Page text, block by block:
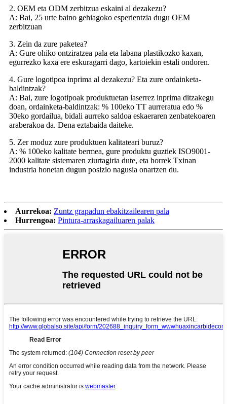
2. OEM eta ODM zerbitzua eskaini al dezakezu?
A: Bai, 25 urte baino gehiagoko esperientzia dugu OEM
zerbitzuan
3. Zein da zure paketea?
A: Gure ohiko ontziratzea pala eta labana plastikozko kaxan,
egurrezko kaxa ere eskuragarri dago, kartoiekin estali ondoren.
4. Gure logotipoa inprima al dezakezu? Eta zure ordainketa-
baldintzak?
A: Bai, zure logotipoak produktuetan laserrez inprima ditzakegu
doan, ordainketa-baldintzak: % 100eko TT aurreratua edo %
30eko gordailua, bidali aurreko saldoa eskaeraren zenbatekoaren
araberakoa da. Dena eztabaida daiteke.
5. Zer moduz zure produktuen kalitateari buruz?
A: % 100eko kalitate bermea, gure produktu guztiek ISO9001-
2000 kalitate sistemaren ziurtagiria dute, eta horrek Txinan
industria honetan dugun posizio nagusia onartzen du.
Aurrekoa: Zuntz grapadun ebakitzailearen pala
Hurrengoa: Pintura-arraskagailuaren palak